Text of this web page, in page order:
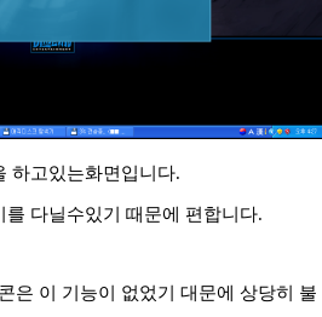
하고있는화면입니다.
다닐수있기 때문에 편합니다.
은 이 기능이 없었기 대문에 상당히 불